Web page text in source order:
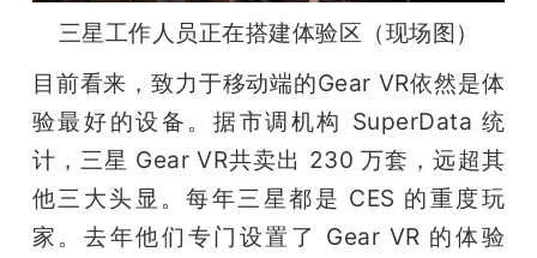
三星工作人员正在搭建体验区（现场图）
目前看来，致力于移动端的Gear VR依然是体
验最好的设备。据市调机构 SuperData 统
计，三星 Gear VR共卖出 230 万套，远超其
他三大头显。每年三星都是 CES 的重度玩
家。去年他们专门设置了 Gear VR 的体验